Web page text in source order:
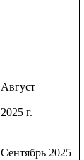
Август
2025 г.
Сентябрь 2025